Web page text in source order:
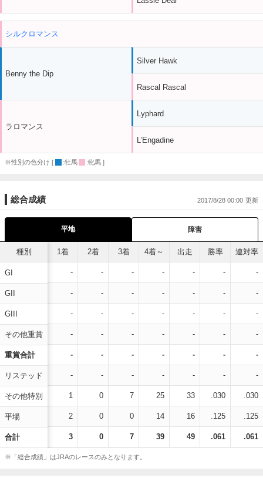
シルクロマンス
Benny the Dip
ラロマンス
Silver Hawk
Rascal Rascal
Lyphard
L’Engadine
※性別の色分け [ :牡馬 :牝馬 ]
総合成績 2017/8/28 00:00
平地 障害
種別
GI
GII
GIII
その他重賞
重賞合計
リステッド
その他特別
平場
合計
1着 2着 3着 4着～ 出走 勝率 連対率
- - - - - - -
- - - - - - -
- - - - - - -
- - - - - - -
- - - - - - -
- - - - - - -
1 0 7 25 33 .030 .030
2 0 0 14 16 .125 .125
3 0 7 39 49 .061 .061
※「総合成績」はJRAのレースのみとなります。